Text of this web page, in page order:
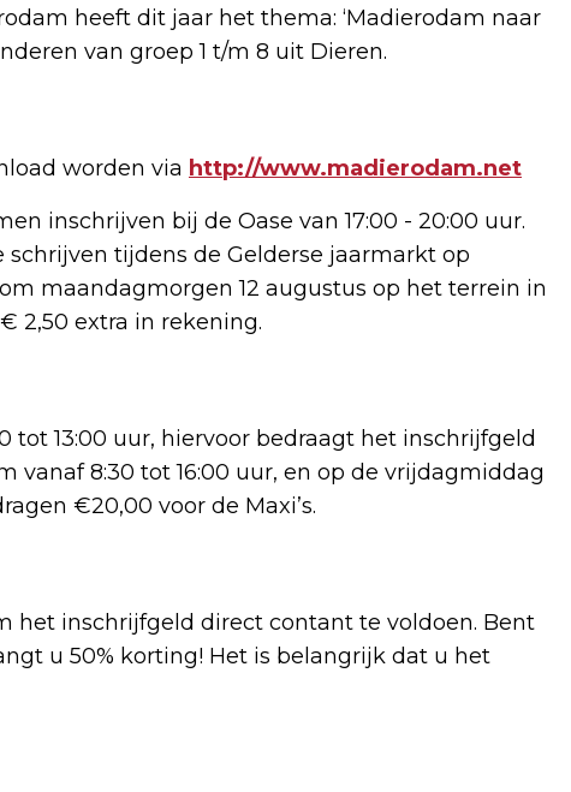
heeft dit jaar het thema: ‘Madierodam naar
van groep 1 t/m 8 uit Dieren.
worden via http://www.madierodam.net
inschrijven bij de Oase van 17:00 - 20:00 uur.
tijdens de Gelderse jaarmarkt op
maandagmorgen 12 augustus op het terrein in
2,50 extra in rekening.
tot 13:00 uur, hiervoor bedraagt het inschrijfgeld
vanaf 8:30 tot 16:00 uur, en op de vrijdagmiddag
€20,00 voor de Maxi’s.
het inschrijfgeld direct contant te voldoen. Bent
u 50% korting! Het is belangrijk dat u het